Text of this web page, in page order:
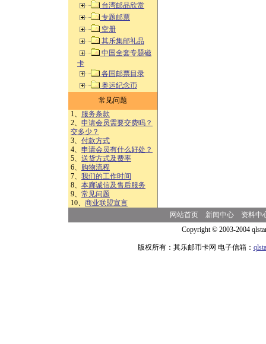
台湾邮品欣赏
专题邮票
空册
其乐集邮礼品
中国全套专题磁
卡
各国邮票目录
奥运纪念币
常见问题
1、 服务条款
2、 申请会员需要交费吗？
交多少？
3、 付款方式
4、 申请会员有什么好处？
5、 送货方式及费率
6、 购物流程
7、 我们的工作时间
8、 本廊诚信及售后服务
9、 常见问题
10、 商业联盟宣言
网站首页 新闻中心
资料中
Copyright © 2003-2004
版权所有：其乐邮币卡网 电子信箱：